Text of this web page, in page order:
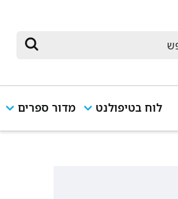
לוח בטיפולנט מדור ספרים